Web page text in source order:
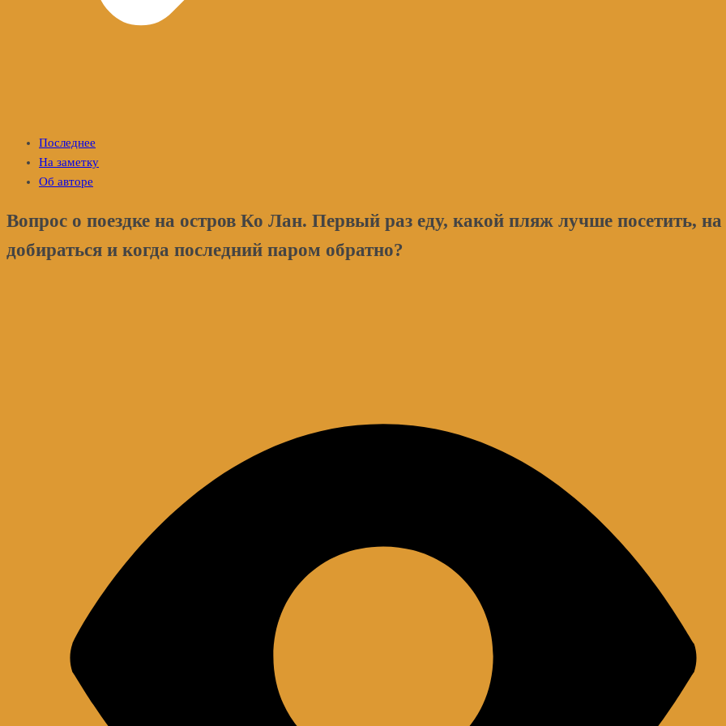
Последнее
На заметку
Об авторе
Вопрос о поездке на остров Ко Лан. Первый раз еду, какой пляж лучше посетить,
добираться и когда последний паром обратно?